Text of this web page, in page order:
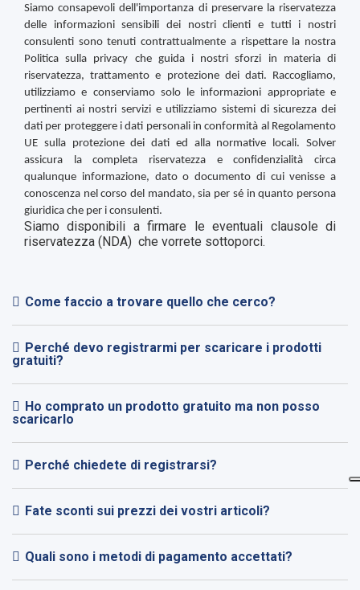
Siamo consapevoli dell'importanza di preservare la riservatezza
delle informazioni sensibili dei nostri clienti e tutti i nostri
consulenti sono tenuti contrattualmente a rispettare la nostra
Politica sulla privacy che guida i nostri sforzi in materia di
riservatezza, trattamento e protezione dei dati. Raccogliamo,
utilizziamo e conserviamo solo le informazioni appropriate e
pertinenti ai nostri servizi e utilizziamo sistemi di sicurezza dei
dati per proteggere i dati personali in conformità al Regolamento
UE sulla protezione dei dati ed alla normative locali. Solver
assicura la completa riservatezza e confidenzialità circa
qualunque informazione, dato o documento di cui venisse a
conoscenza nel corso del mandato, sia per sé in quanto persona
giuridica che per i consulenti.
Siamo disponibili a firmare le eventuali clausole di
riservatezza (NDA) che vorrete sottoporci.
Come faccio a trovare quello che cerco?
Perché devo registrarmi per scaricare i prodotti
gratuiti?
Ho comprato un prodotto gratuito ma non posso
scaricarlo
Perché chiedete di registrarsi?
Fate sconti sui prezzi dei vostri articoli?
Quali sono i metodi di pagamento accettati?